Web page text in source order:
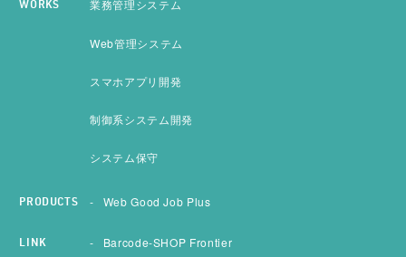
WORKS 業務管理システム
Web管理システム
スマホアプリ開発
制御系システム開発
システム保守
PRODUCTS Web Good Job Plus
LINK Barcode-SHOP Frontier